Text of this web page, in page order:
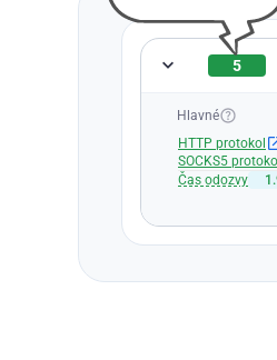
5
Hlavné
HTTP protokol
SOCKS5 protokol
Čas odozvy